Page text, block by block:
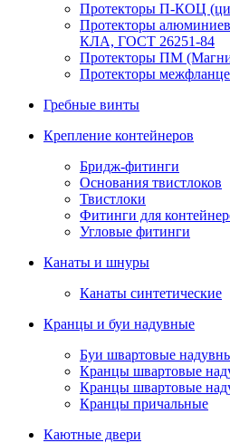
Протекторы П-КОЦ
Протекторы
КЛА, ГОСТ 26251-84
Протекторы ПМ
Протекторы
Гребные винты
Крепление контейнеров
Бридж-фитинги
Основания твистлоков
Твистлоки
Фитинги для
Угловые фитинги
Канаты и шнуры
Канаты синтетические
Кранцы и буи надувные
Буи швартовые
Кранцы швартовые
Кранцы швартовые
Кранцы причальные
Каютные двери